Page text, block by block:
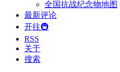
全国抗战纪念物地图
最新评论
开往🚇
RSS
关于
搜索